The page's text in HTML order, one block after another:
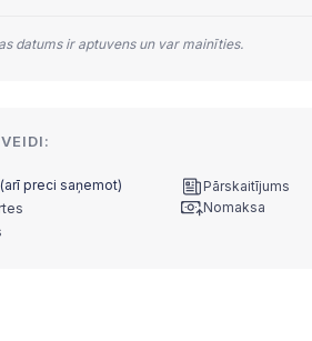
datums ir aptuvens un var mainīties.
(arī preci saņemot)
Pārskaitījums
Nomaksa